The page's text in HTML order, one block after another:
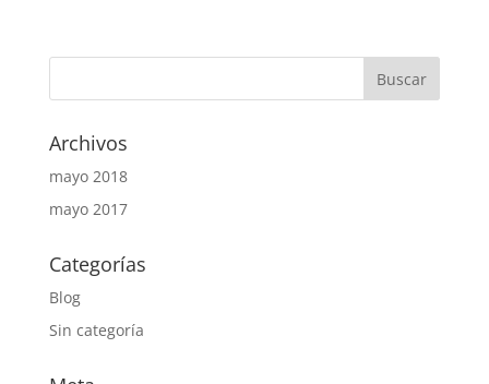
Archivos
mayo 2018
mayo 2017
Categorías
Blog
Sin categoría